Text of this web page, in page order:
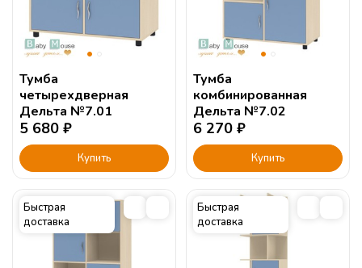
Тумба
четырехдверная
Дельта №7.01
5 680 ₽
Купить
Тумба
комбинированная
Дельта №7.02
6 270 ₽
Купить
Быстрая
доставка
Быстрая
доставка